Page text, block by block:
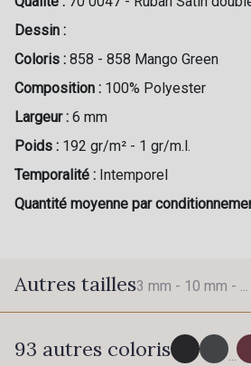
Dessin :
Coloris : 858 - 858 Mango Green
Composition : 100% Polyester
Largeur : 6 mm
Poids : 192 gr/m² - 1 gr/m.l.
Temporalité : Intemporel
Quantité moyenne par
Autres tailles3 mm - 10 mm -
3 mm
93 autres coloris ...